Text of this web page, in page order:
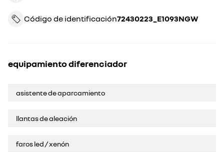
Código de identificación 72430223_E1093NGW
equipamiento diferenciador
asistente de aparcamiento
llantas de aleación
faros led / xenón